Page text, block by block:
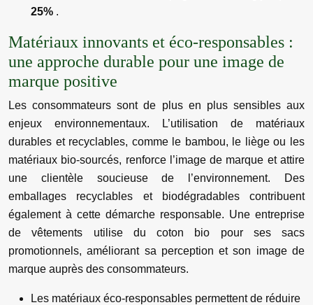
25% .
Matériaux innovants et éco-responsables :
une approche durable pour une image de
marque positive
Les consommateurs sont de plus en plus sensibles aux
enjeux environnementaux. L’utilisation de matériaux
durables et recyclables, comme le bambou, le liège ou les
matériaux bio-sourcés, renforce l’image de marque et attire
une clientèle soucieuse de l’environnement. Des
emballages recyclables et biodégradables contribuent
également à cette démarche responsable. Une entreprise
de vêtements utilise du coton bio pour ses sacs
promotionnels, améliorant sa perception et son image de
marque auprès des consommateurs.
Les matériaux éco-responsables permettent de réduire